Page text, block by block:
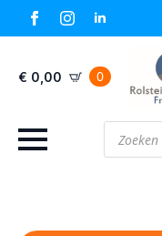
€ 0,00 0
zoeken